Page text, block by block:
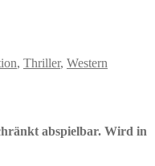
, Thriller, Western
abspielbar. Wird in